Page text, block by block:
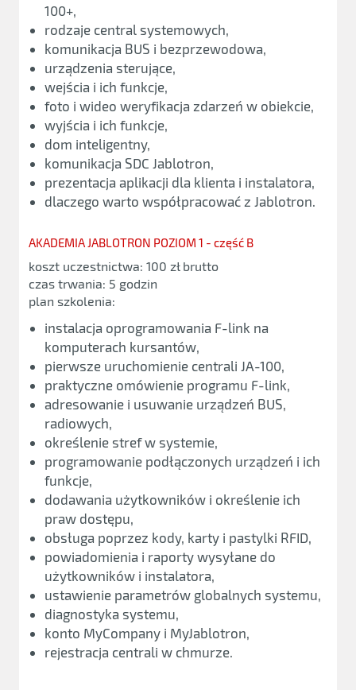
100+,
rodzaje central systemowych,
komunikacja BUS i bezprzewodowa,
urządzenia sterujące,
wejścia i ich funkcje,
foto i wideo weryfikacja zdarzeń w obiekcie,
wyjścia i ich funkcje,
dom inteligentny,
komunikacja SDC Jablotron,
prezentacja aplikacji dla klienta i instalatora,
dlaczego warto współpracować z Jablotron.
AKADEMIA JABLOTRON POZIOM 1 - część B
koszt uczestnictwa: 100 zł brutto
czas trwania: 5 godzin
plan szkolenia:
instalacja oprogramowania F-link na
komputerach kursantów,
pierwsze uruchomienie centrali JA-100,
praktyczne omówienie programu F-link,
adresowanie i usuwanie urządzeń BUS,
radiowych,
określenie stref w systemie,
programowanie podłączonych urządzeń i ich
funkcje,
dodawania użytkowników i określenie ich
praw dostępu,
obsługa poprzez kody, karty i pastylki RFID,
powiadomienia i raporty wysyłane do
użytkowników i instalatora,
ustawienie parametrów globalnych systemu,
diagnostyka systemu,
konto MyCompany i MyJablotron,
rejestracja centrali w chmurze.